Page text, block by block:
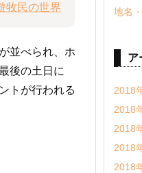
牧民の世界
並べられ、ホ
後の土日に
トが行われる
地名
ア
2018
2018
2018
2018
2018